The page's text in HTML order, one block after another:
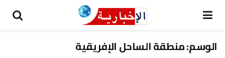
الوسم:منطقة الساحل الإفريقية